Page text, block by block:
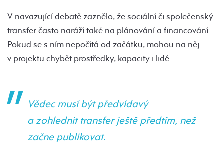
V navazující debatě zaznělo, že sociální či společenský
transfer často naráží také na plánování a financování.
Pokud se s ním nepočítá od začátku, mohou na něj
v projektu chybět prostředky, kapacity i lidé.
Vědec musí být předvídavý
a zohlednit transfer ještě předtím, než
začne publikovat.